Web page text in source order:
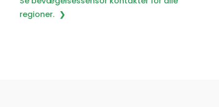
regioner.